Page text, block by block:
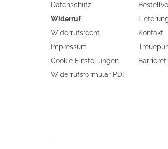
Datenschutz
Widerruf
Widerrufsrecht
Impressum
Cookie Einstellungen
Widerrufsformular PDF(öffnet
Lieferung
Kontakt